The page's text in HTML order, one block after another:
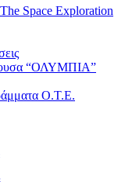
Space Exploration
“ΟΛΥΜΠΙΑ”
Ο.Τ.Ε.